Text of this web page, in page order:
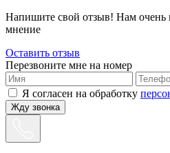
Напишите свой отзыв! Нам очень
мнение
Оставить отзыв
Перезвоните мне на номер
Я согласен на обработку
Жду звонка